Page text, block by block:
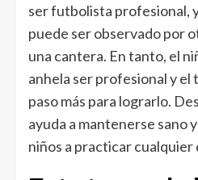
ser futbolista profesional,
puede ser observado por
una cantera. En tanto, el
anhela ser profesional y el
paso más para lograrlo.
ayuda a mantenerse sano
niños a practicar cualquier